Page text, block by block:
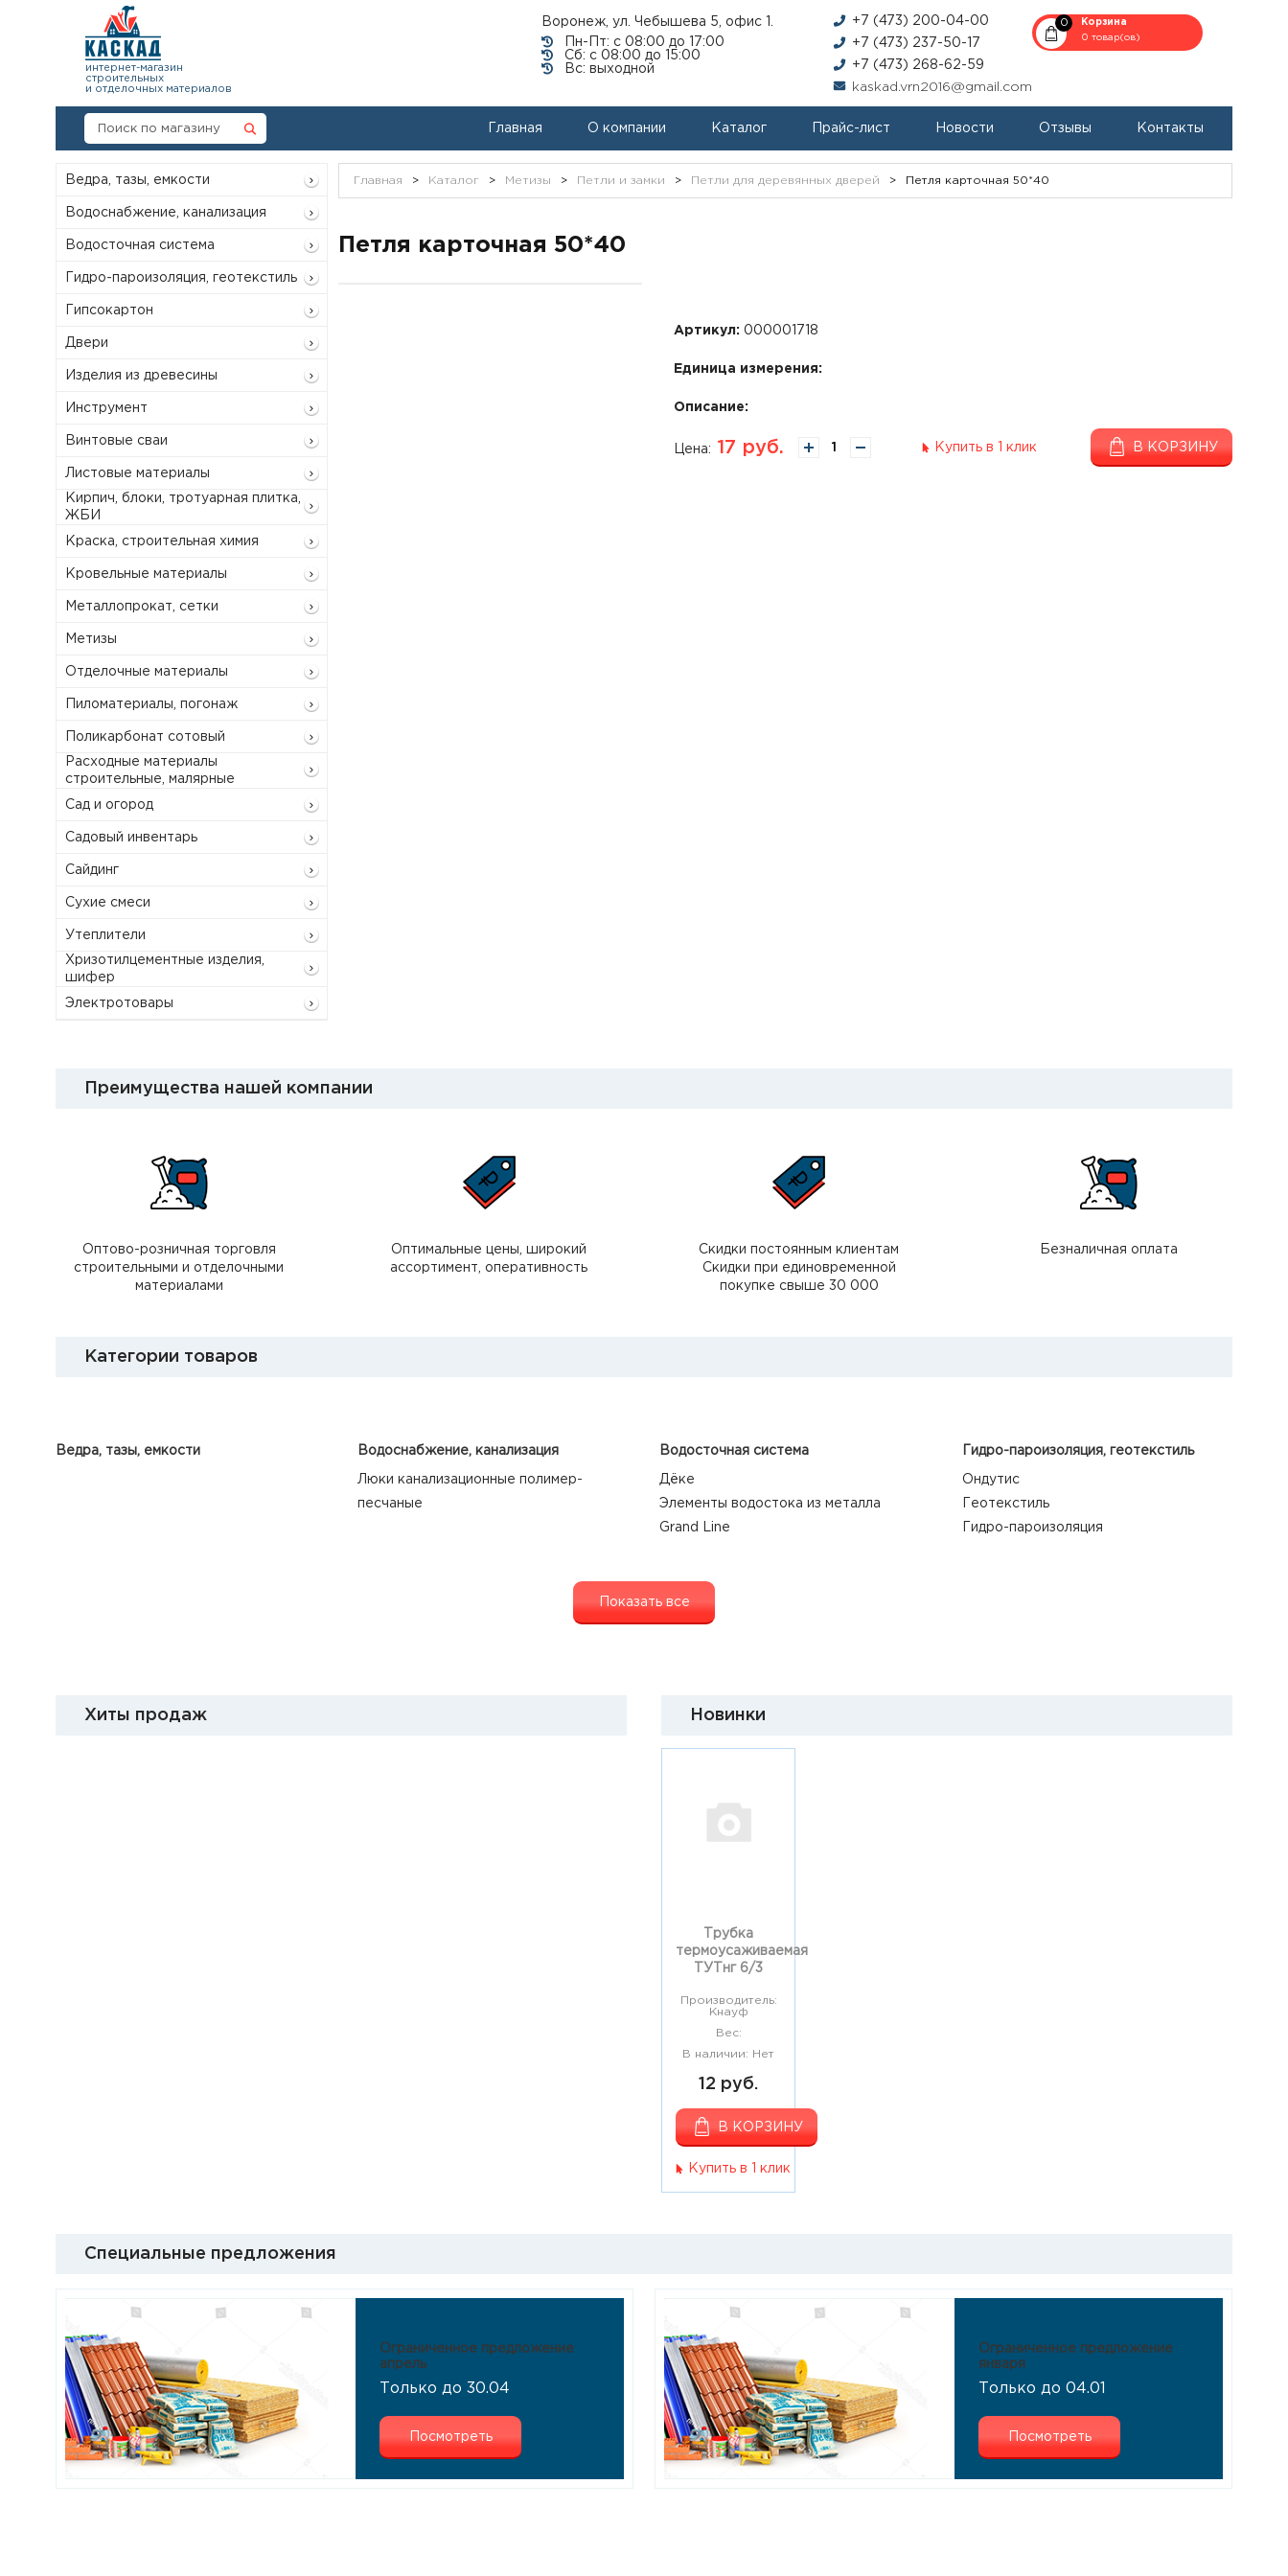
интернет-магазин
строительных
и отделочных материалов
Воронеж, ул. Чебышева 5, офис 1.
Пн-Пт: с 08:00 до 17:00
Сб: с 08:00 до 15:00
Вс: выходной
+7 (473) 200-04-00
+7 (473) 237-50-17
+7 (473) 268-62-59
kaskad.vrn2016@gmail.com
0
Корзина
0 товар(ов)
Главная О компании Каталог Прайс-лист Новости Отзывы Контакты
Ведра, тазы, емкости
Водоснабжение, канализация
Водосточная система
Гидро-пароизоляция, геотекстиль
Гипсокартон
Двери
Изделия из древесины
Инструмент
Винтовые сваи
Листовые материалы
Кирпич, блоки, тротуарная плитка,
ЖБИ
Краска, строительная химия
Кровельные материалы
Металлопрокат, сетки
Метизы
Отделочные материалы
Пиломатериалы, погонаж
Поликарбонат сотовый
Расходные материалы
строительные, малярные
Сад и огород
Садовый инвентарь
Сайдинг
Сухие смеси
Утеплители
Хризотилцементные изделия,
шифер
Электротовары
Главная > Каталог > Метизы > Петли и замки > Петли для деревянных дверей > Петля карточная 50*40
Петля карточная 50*40
Артикул: 000001718
Единица измерения:
Описание:
Цена: 17 руб. Купить в 1 клик В КОРЗИНУ
Преимущества нашей компании
Оптово-розничная торговля
строительными и отделочными
материалами
Оптимальные цены, широкий
ассортимент, оперативность
Скидки постоянным клиентам
Скидки при единовременной
покупке свыше 30 000
Безналичная оплата
Категории товаров
Ведра, тазы, емкости Водоснабжение, канализация
Люки канализационные полимер-
песчаные
Водосточная система
Дёке
Элементы водостока из металла
Grand Line
Гидро-пароизоляция, геотекстиль
Ондутис
Геотекстиль
Гидро-пароизоляция
Показать все
Хиты продаж Новинки
Трубка
термоусаживаемая
ТУТнг 6/3
Производитель:
Кнауф
Вес:
В наличии: Нет
12 руб.
В КОРЗИНУ
Купить в 1 клик
Специальные предложения
Ограниченное предложение
апрель
Только до 30.04
Посмотреть
Ограниченное предложение
января
Только до 04.01
Посмотреть